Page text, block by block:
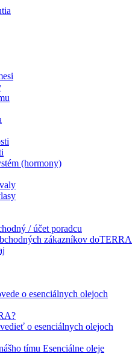
(hormony)
/ účet poradcu
zákazníkov doTERRA
o esenciálnych olejoch
o esenciálnych olejoch
tímu Esenciálne oleje